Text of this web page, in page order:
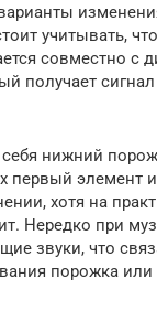
учитывать,
совместно с
получает
нижний
первый элемент
хотя на
Нередко при
звуки, что
порожка или